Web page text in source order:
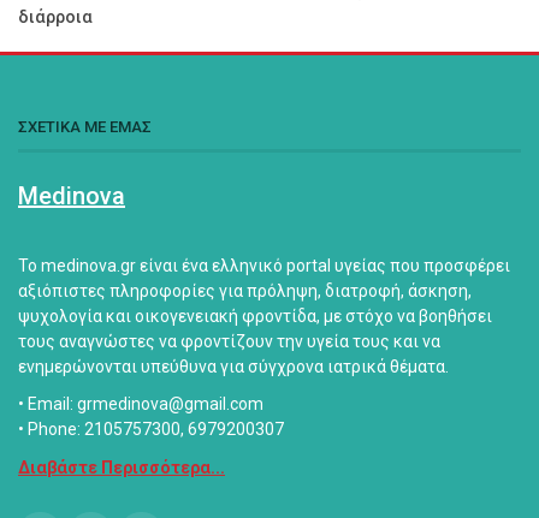
διάρροια
ΣΧΕΤΙΚΑ ΜΕ ΕΜΑΣ
Medinova
Το medinova.gr είναι ένα ελληνικό portal υγείας που προσφέρει
αξιόπιστες πληροφορίες για πρόληψη, διατροφή, άσκηση,
ψυχολογία και οικογενειακή φροντίδα, με στόχο να βοηθήσει
τους αναγνώστες να φροντίζουν την υγεία τους και να
ενημερώνονται υπεύθυνα για σύγχρονα ιατρικά θέματα.
• Email: grmedinova@gmail.com
• Phone: 2105757300, 6979200307
Διαβάστε Περισσότερα...